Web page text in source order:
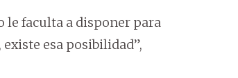
le faculta a disponer para
esa posibilidad”,